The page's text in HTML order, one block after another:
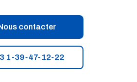
contacter
1-39-47-12-22